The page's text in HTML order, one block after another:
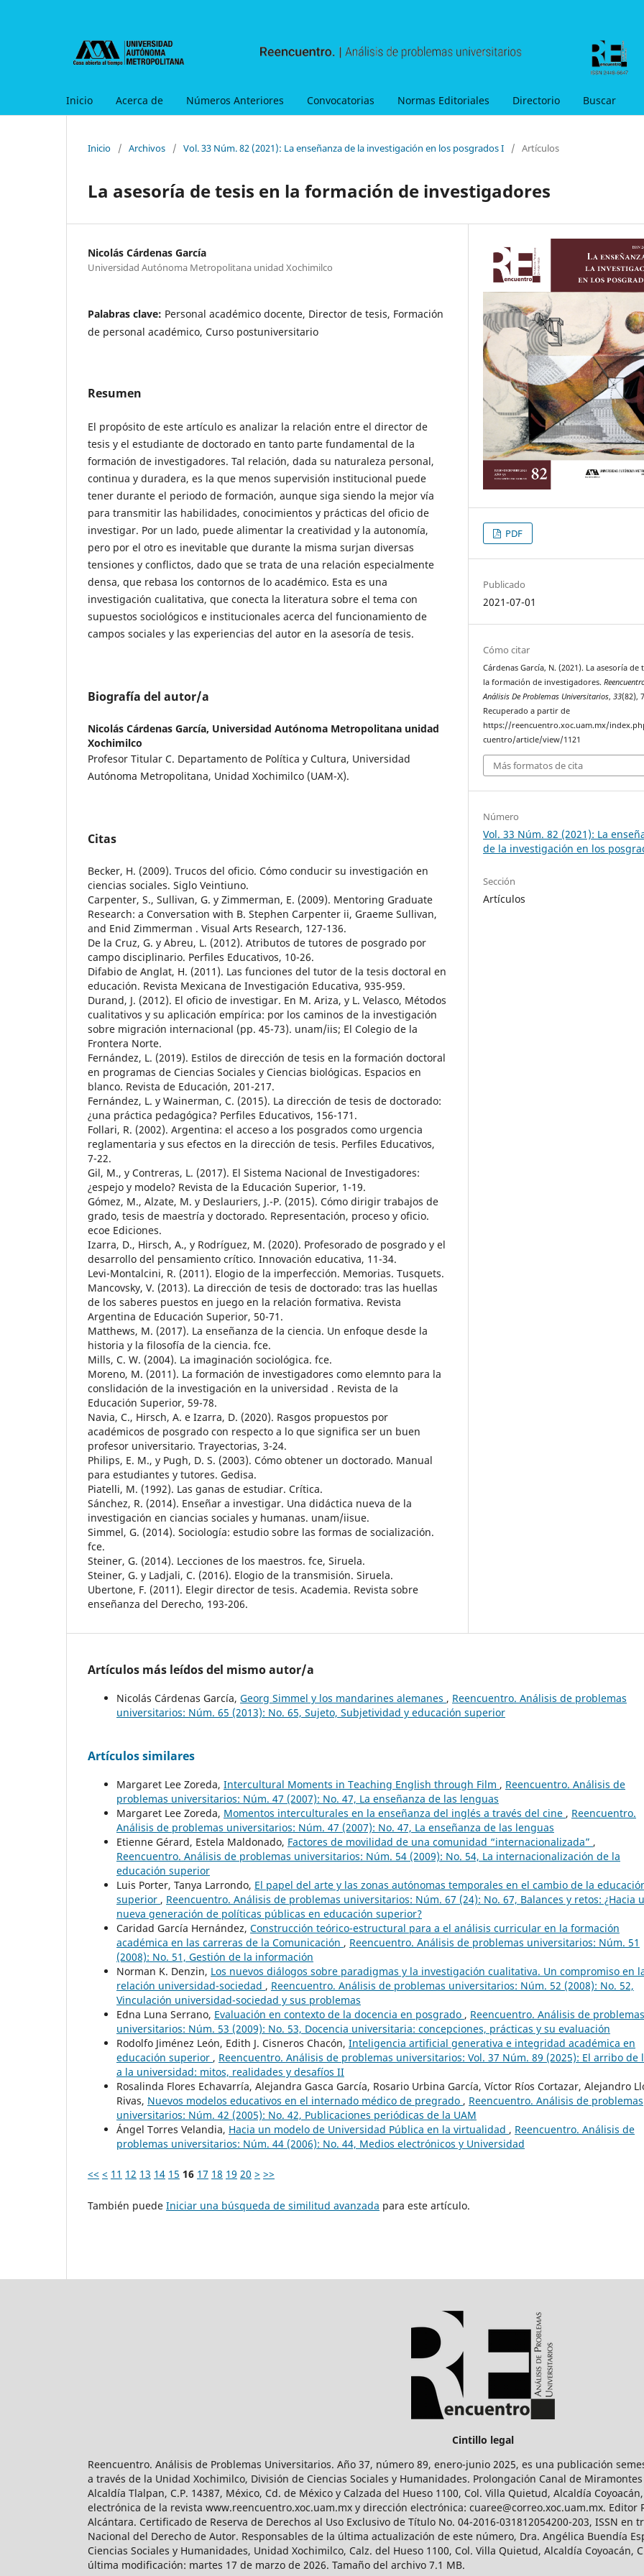
Inicio Acerca de Números Anteriores Convocatorias Normas Editoriales Directorio Buscar
Inicio / Archivos / Vol. 33 Núm. 82 (2021): La enseñanza de la investigación en los posgrados I / Artículos
La asesoría de tesis en la formación de investigadores
Nicolás Cárdenas García
Universidad Autónoma Metropolitana unidad Xochimilco
Palabras clave: Personal académico docente, Director de tesis, Formación
de personal académico, Curso postuniversitario
Resumen
El propósito de este artículo es analizar la relación entre el director de
tesis y el estudiante de doctorado en tanto parte fundamental de la
formación de investigadores. Tal relación, dada su naturaleza personal,
continua y duradera, es la que menos supervisión institucional puede
tener durante el periodo de formación, aunque siga siendo la mejor vía
para transmitir las habilidades, conocimientos y prácticas del oficio de
investigar. Por un lado, puede alimentar la creatividad y la autonomía,
pero por el otro es inevitable que durante la misma surjan diversas
tensiones y conflictos, dado que se trata de una relación especialmente
densa, que rebasa los contornos de lo académico. Esta es una
investigación cualitativa, que conecta la literatura sobre el tema con
supuestos sociológicos e institucionales acerca del funcionamiento de
campos sociales y las experiencias del autor en la asesoría de tesis.
Biografía del autor/a
Nicolás Cárdenas García, Universidad Autónoma Metropolitana unidad
Xochimilco
Profesor Titular C. Departamento de Política y Cultura, Universidad
Autónoma Metropolitana, Unidad Xochimilco (UAM-X).
Citas
Becker, H. (2009). Trucos del oficio. Cómo conducir su investigación en
ciencias sociales. Siglo Veintiuno.
Carpenter, S., Sullivan, G. y Zimmerman, E. (2009). Mentoring Graduate
Research: a Conversation with B. Stephen Carpenter ii, Graeme Sullivan,
and Enid Zimmerman . Visual Arts Research, 127-136.
De la Cruz, G. y Abreu, L. (2012). Atributos de tutores de posgrado por
campo disciplinario. Perfiles Educativos, 10-26.
Difabio de Anglat, H. (2011). Las funciones del tutor de la tesis doctoral en
educación. Revista Mexicana de Investigación Educativa, 935-959.
Durand, J. (2012). El oficio de investigar. En M. Ariza, y L. Velasco, Métodos
cualitativos y su aplicación empírica: por los caminos de la investigación
sobre migración internacional (pp. 45-73). unam/iis; El Colegio de la
Frontera Norte.
Fernández, L. (2019). Estilos de dirección de tesis en la formación doctoral
en programas de Ciencias Sociales y Ciencias biológicas. Espacios en
blanco. Revista de Educación, 201-217.
Fernández, L. y Wainerman, C. (2015). La dirección de tesis de doctorado:
¿una práctica pedagógica? Perfiles Educativos, 156-171.
Follari, R. (2002). Argentina: el acceso a los posgrados como urgencia
reglamentaria y sus efectos en la dirección de tesis. Perfiles Educativos,
7-22.
Gil, M., y Contreras, L. (2017). El Sistema Nacional de Investigadores:
¿espejo y modelo? Revista de la Educación Superior, 1-19.
Gómez, M., Alzate, M. y Deslauriers, J.-P. (2015). Cómo dirigir trabajos de
grado, tesis de maestría y doctorado. Representación, proceso y oficio.
ecoe Ediciones.
Izarra, D., Hirsch, A., y Rodríguez, M. (2020). Profesorado de posgrado y el
desarrollo del pensamiento crítico. Innovación educativa, 11-34.
Levi-Montalcini, R. (2011). Elogio de la imperfección. Memorias. Tusquets.
Mancovsky, V. (2013). La dirección de tesis de doctorado: tras las huellas
de los saberes puestos en juego en la relación formativa. Revista
Argentina de Educación Superior, 50-71.
Matthews, M. (2017). La enseñanza de la ciencia. Un enfoque desde la
historia y la filosofía de la ciencia. fce.
Mills, C. W. (2004). La imaginación sociológica. fce.
Moreno, M. (2011). La formación de investigadores como elemnto para la
conslidación de la investigación en la universidad . Revista de la
Educación Superior, 59-78.
Navia, C., Hirsch, A. e Izarra, D. (2020). Rasgos propuestos por
académicos de posgrado con respecto a lo que significa ser un buen
profesor universitario. Trayectorias, 3-24.
Philips, E. M., y Pugh, D. S. (2003). Cómo obtener un doctorado. Manual
para estudiantes y tutores. Gedisa.
Piatelli, M. (1992). Las ganas de estudiar. Crítica.
Sánchez, R. (2014). Enseñar a investigar. Una didáctica nueva de la
investigación en ciancias sociales y humanas. unam/iisue.
Simmel, G. (2014). Sociología: estudio sobre las formas de socialización.
fce.
Steiner, G. (2014). Lecciones de los maestros. fce, Siruela.
Steiner, G. y Ladjali, C. (2016). Elogio de la transmisión. Siruela.
Ubertone, F. (2011). Elegir director de tesis. Academia. Revista sobre
enseñanza del Derecho, 193-206.
PDF
Publicado
2021-07-01
Cómo citar
Cárdenas García, N. (2021). La asesoría de
la formación de investigadores.
Análisis De Problemas Universitarios,33(82),
Recuperado a partir de
https://reencuentro.xoc.uam.mx/
cuentro/article/view/1121
Más formatos de cita
Número
Vol. 33 Núm. 82 (2021): La
de la investigación en los
Sección
Artículos
Artículos más leídos del mismo autor/a
Nicolás Cárdenas García, Georg Simmel y los mandarines alemanes , Reencuentro. Análisis de problemas
universitarios: Núm. 65 (2013): No. 65, Sujeto, Subjetividad y educación superior
Artículos similares
Margaret Lee Zoreda, Intercultural Moments in Teaching English through Film , Reencuentro. Análisis de
problemas universitarios: Núm. 47 (2007): No. 47, La enseñanza de las lenguas
Margaret Lee Zoreda, Momentos interculturales en la enseñanza del inglés a través del cine , Reencuentro.
Análisis de problemas universitarios: Núm. 47 (2007): No. 47, La enseñanza de las lenguas
Etienne Gérard, Estela Maldonado, Factores de movilidad de una comunidad “internacionalizada” ,
Reencuentro. Análisis de problemas universitarios: Núm. 54 (2009): No. 54, La internacionalización de la
educación superior
Luis Porter, Tanya Larrondo, El papel del arte y las zonas autónomas temporales en el cambio de la
superior , Reencuentro. Análisis de problemas universitarios: Núm. 67 (24): No. 67, Balances y retos: ¿Hacia
nueva generación de políticas públicas en educación superior?
Caridad García Hernández, Construcción teórico-estructural para a el análisis curricular en la formación
académica en las carreras de la Comunicación , Reencuentro. Análisis de problemas universitarios: Núm. 51
(2008): No. 51, Gestión de la información
Norman K. Denzin, Los nuevos diálogos sobre paradigmas y la investigación cualitativa. Un compromiso en
relación universidad-sociedad , Reencuentro. Análisis de problemas universitarios: Núm. 52 (2008): No. 52,
Vinculación universidad-sociedad y sus problemas
Edna Luna Serrano, Evaluación en contexto de la docencia en posgrado , Reencuentro. Análisis de problemas
universitarios: Núm. 53 (2009): No. 53, Docencia universitaria: concepciones, prácticas y su evaluación
Rodolfo Jiménez León, Edith J. Cisneros Chacón, Inteligencia artificial generativa e integridad académica en
educación superior , Reencuentro. Análisis de problemas universitarios: Vol. 37 Núm. 89 (2025): El arribo de
a la universidad: mitos, realidades y desafíos II
Rosalinda Flores Echavarría, Alejandra Gasca García, Rosario Urbina García, Víctor Ríos Cortazar, Alejandro
Rivas, Nuevos modelos educativos en el internado médico de pregrado , Reencuentro. Análisis de problemas
universitarios: Núm. 42 (2005): No. 42, Publicaciones periódicas de la UAM
Ángel Torres Velandia, Hacia un modelo de Universidad Pública en la virtualidad , Reencuentro. Análisis de
problemas universitarios: Núm. 44 (2006): No. 44, Medios electrónicos y Universidad
<< < 11 12 13 14 15 16 17 18 19 20 > >>
También puede Iniciar una búsqueda de similitud avanzada para este artículo.
Cintillo legal
Reencuentro. Análisis de Problemas Universitarios. Año 37, número 89, enero-junio 2025, es una publicación
a través de la Unidad Xochimilco, División de Ciencias Sociales y Humanidades. Prolongación Canal de Miramontes
Alcaldía Tlalpan, C.P. 14387, México, Cd. de México y Calzada del Hueso 1100, Col. Villa Quietud, Alcaldía
electrónica de la revista www.reencuentro.xoc.uam.mx y dirección electrónica: cuaree@correo.xoc.uam.mx. Editor
Alcántara. Certificado de Reserva de Derechos al Uso Exclusivo de Título No. 04-2016-031812054200-203, ISSN
Nacional del Derecho de Autor. Responsables de la última actualización de este número, Dra. Angélica Buendía
Ciencias Sociales y Humanidades, Unidad Xochimilco, Calz. del Hueso 1100, Col. Villa Quietud, Alcaldía Coyoacán,
última modificación: martes 17 de marzo de 2026. Tamaño del archivo 7.1 MB.